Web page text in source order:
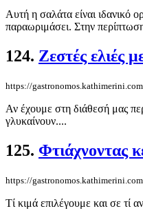
Αυτή η σαλάτα είναι ιδανικό
παραωριμάσει. Στην
124. Ζεστές ελιές
https://
Αν έχουμε στη διάθεσή μας
γλυκαίνουν....
125. Φτιάχνοντας
https://
Τί κιμά επιλέγουμε και σε τί